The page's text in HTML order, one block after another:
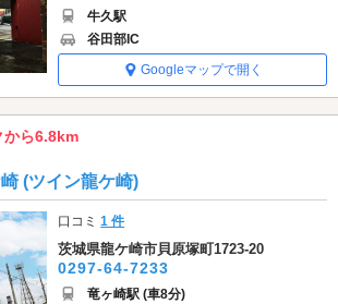
牛久駅
谷田部IC
Googleマップで開く
から6.8km
(ツイン龍ケ崎)
口コミ1 件
茨城県龍ケ崎市貝原塚町1723-20
0297-64-7233
竜ヶ崎駅 (車8分)